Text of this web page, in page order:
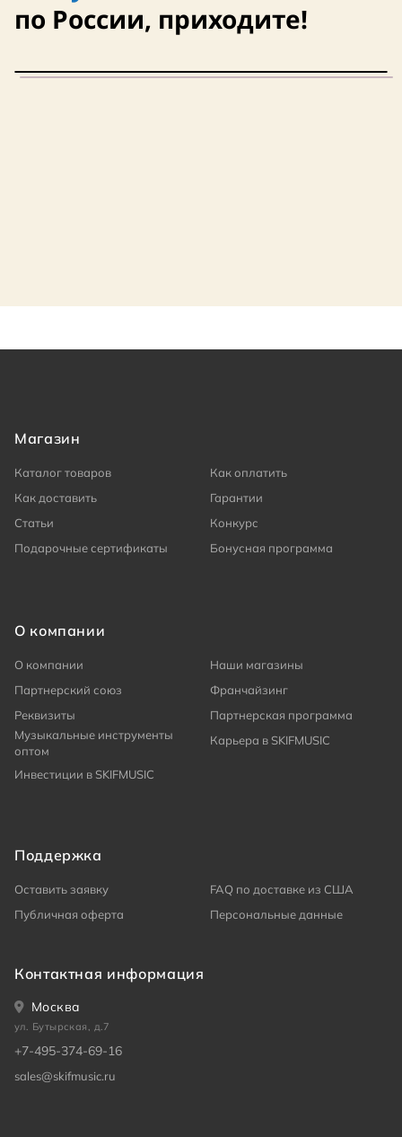
по России, приходите!
Магазин
Каталог товаров
Как оплатить
Как доставить
Гарантии
Статьи
Конкурс
Подарочные сертификаты
Бонусная программа
О компании
О компании
Наши магазины
Партнерский союз
Франчайзинг
Реквизиты
Партнерская программа
Музыкальные инструменты
оптом
Карьера в SKIFMUSIC
Инвестиции в SKIFMUSIC
Поддержка
Оставить заявку
FAQ по доставке из США
Публичная оферта
Персональные данные
Контактная информация
Москва
ул. Бутырская, д.7
+7-495-374-69-16
sales@skifmusic.ru